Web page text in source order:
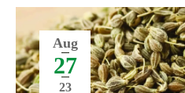
Aug
27
23